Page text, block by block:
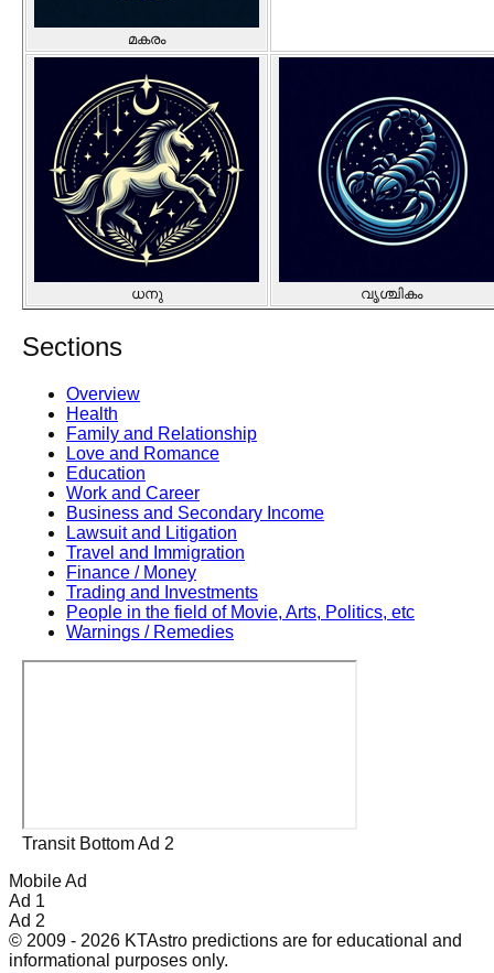
മകരം
ധനു വൃശ്ചികം
Sections
Overview
Health
Family and Relationship
Love and Romance
Education
Work and Career
Business and Secondary Income
Lawsuit and Litigation
Travel and Immigration
Finance / Money
Trading and Investments
People in the field of Movie, Arts, Politics, etc
Warnings / Remedies
Transit Bottom Ad 2
Mobile Ad
Ad 1
Ad 2
© 2009 - 2026 KTAstro predictions are for educational and
informational purposes only.